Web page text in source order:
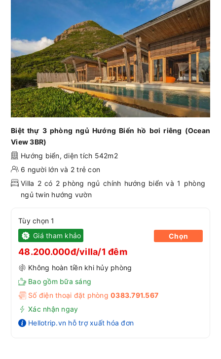
Biệt thự 3 phòng ngủ Hướng Biển hồ bơi riêng (Ocean
View 3BR)
Hướng biển, diện tích 542m2
6 người lớn và 2 trẻ con
Villa 2 có 2 phòng ngủ chính hướng biển và 1 phòng
ngủ twin hướng vườn
Tùy chọn 1
Giá tham khảo
48.200.000đ/villa/1 đêm
Không hoàn tiền khi hủy phòng
Bao gồm bữa sáng
Số điện thoại đặt phòng 0383.791.567
Xác nhận ngay
Hellotrip.vn hỗ trợ xuất hóa đơn
Chọn